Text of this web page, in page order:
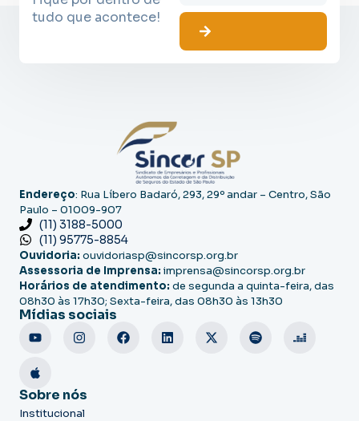
tudo que acontece!
Endereço: Rua Líbero Badaró, 293, 29º andar – Centro, São
Paulo – 01009-907
(11) 3188-5000
(11) 95775-8854
Ouvidoria: ouvidoriasp@sincorsp.org.br
Assessoria de Imprensa: imprensa@sincorsp.org.br
Horários de atendimento: de segunda a quinta-feira, das
08h30 às 17h30; Sexta-feira, das 08h30 às 13h30
Mídias sociais
Sobre nós
Institucional